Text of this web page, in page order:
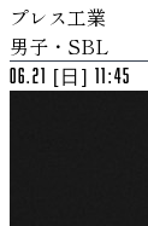
プレス工業
男子・SBL
06.21 [日] 11:45